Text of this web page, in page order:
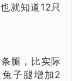
就知道12只
腿，比实际
兔子腿增加2